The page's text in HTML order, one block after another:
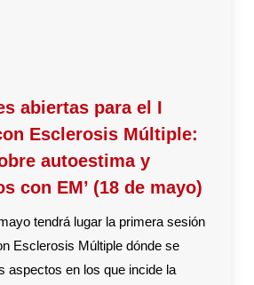
abiertas para el I
Esclerosis Múltiple:
autoestima y
con EM’ (18 de mayo)
tendrá lugar la primera sesión
Esclerosis Múltiple dónde se
aspectos en los que incide la